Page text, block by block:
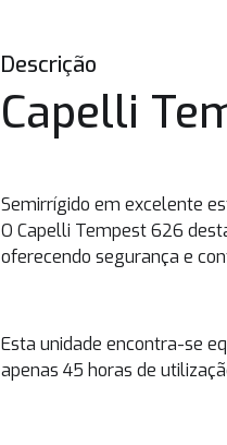
Descrição
Capelli
Semirrígido em excelente
O Capelli Tempest 626
oferecendo segurança e
Esta unidade encontra-se
apenas 45 horas de